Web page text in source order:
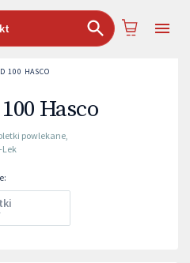
100 HASCO
Hasco
powlekane,
Lek
: